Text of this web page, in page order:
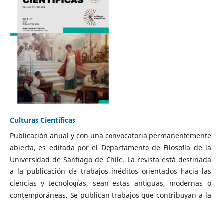
Culturas Científicas
Publicación anual y con una convocatoria permanentemente
abierta, es editada por el Departamento de Filosofía de la
Universidad de Santiago de Chile. La revista está destinada
a la publicación de trabajos inéditos orientados hacia las
ciencias y tecnologías, sean estas antiguas, modernas o
contemporáneas. Se publican trabajos que contribuyan a la